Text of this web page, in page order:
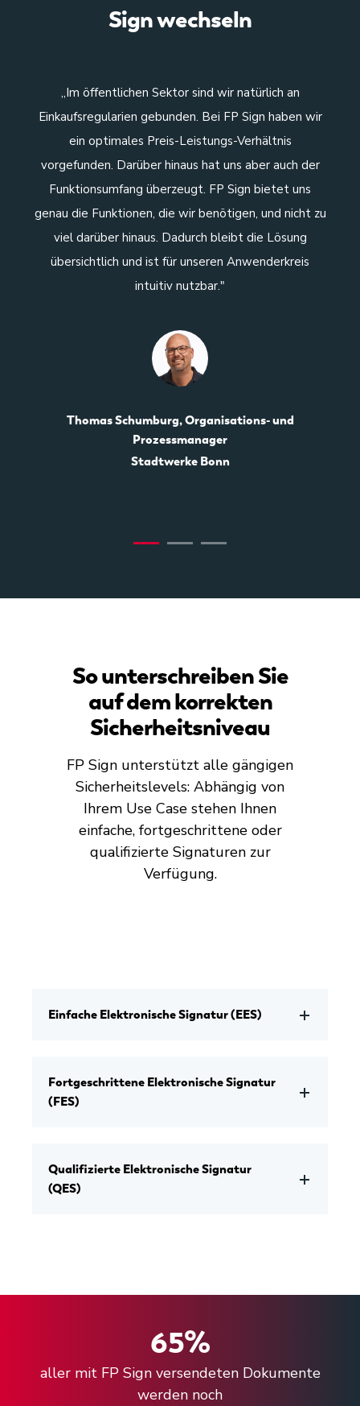
Sign wechseln
„Im öffentlichen Sektor sind wir natürlich an
Einkaufsregularien gebunden. Bei FP Sign haben wir
ein optimales Preis-Leistungs-Verhältnis
vorgefunden. Darüber hinaus hat uns aber auch der
Funktionsumfang überzeugt. FP Sign bietet uns
genau die Funktionen, die wir benötigen, und nicht zu
viel darüber hinaus. Dadurch bleibt die Lösung
übersichtlich und ist für unseren Anwenderkreis
intuitiv nutzbar."
Thomas Schumburg, Organisations- und
Prozessmanager
Stadtwerke Bonn
So unterschreiben Sie
auf dem korrekten
Sicherheitsniveau
FP Sign unterstützt alle gängigen
Sicherheitslevels: Abhängig von
Ihrem Use Case stehen Ihnen
einfache, fortgeschrittene oder
qualifizierte Signaturen zur
Verfügung.
Einfache Elektronische Signatur (EES)
Fortgeschrittene Elektronische Signatur
(FES)
Qualifizierte Elektronische Signatur
(QES)
65%
aller mit FP Sign versendeten Dokumente
werden noch